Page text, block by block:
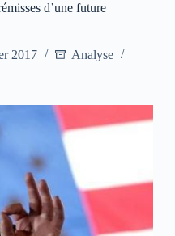
d’une future
2017
Analyse